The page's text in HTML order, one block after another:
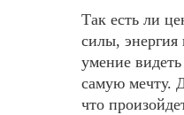
Так есть ли
силы, энергия
умение
самую мечту.
что